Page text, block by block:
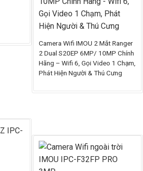
Camera Wifi IMOU 2 Mắt Ranger
2 Dual S20EP 6MP/ 10MP Chính
Hãng – Wifi 6, Gọi Video 1 Chạm,
Phát Hiện Người & Thú Cưng